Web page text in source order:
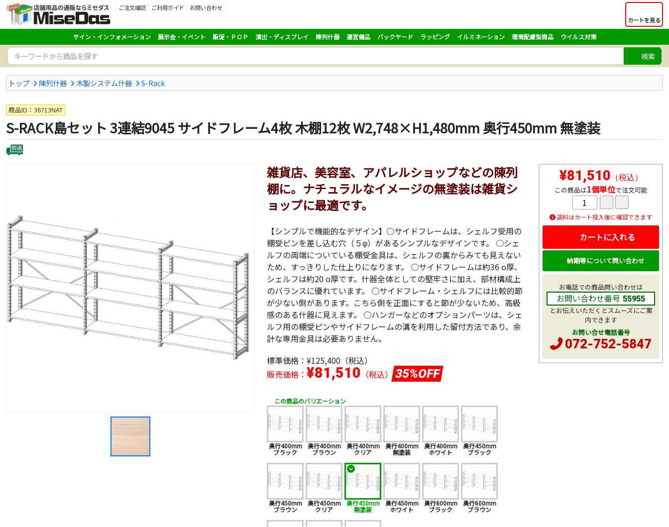
ご注文確認 ご利用ガイド
お問い合わせ
カートを見る
サイン・インフォメーション 展示会・イベント 販促・ＰＯＰ 演出・ディスプレイ 陳列什器 運営備品 バックヤード ラッピング イルミネーション 環境配慮型商品 ウイルス対策
検索
トップ 陳列什器 木製システム什器 S-Rack
商品ID：36713NAT
S-RACK島セット 3連結9045 サイドフレーム4枚 木棚12枚 W2,748×H1,480mm 奥行450mm 無塗装
雑貨店、美容室、アパレルショップなどの陳列
棚に。ナチュラルなイメージの無塗装は雑貨シ
ョップに最適です。
【シンプルで機能的なデザイン】○サイドフレームは、シェルフ受用の
棚受ピンを差し込む穴（５φ）があるシンプルなデザインです。 ○シェ
ルフの両端についている棚受金具は、シェルフの裏からみても見えない
ため、すっきりした仕上りになります。 ○サイドフレームは約36 o厚、
シェルフは約20 o厚です。什器全体としての堅牢さに加え、部材構成上
のバランスに優れています。 ○サイドフレーム・シェルフには比較的節
が少ない側があります。こちら側を正面にすると節が少ないため、高級
感のある什器に見えます。 ○ハンガーなどのオプションパーツは、シェ
ルフ用の棚受ピンやサイドフレームの溝を利用した留付方法であり、余
計な専用金具は必要ありません。
標準価格： ¥125,400 （税込）
販売価格： ¥81,510 （税込） 35%OFF
この商品のバリエーション
奥行400mm
ブラック
奥行400mm
ブラウン
奥行400mm
クリア
奥行400mm
無塗装
奥行400mm
ホワイト
奥行450mm
ブラック
奥行450mm
ブラウン
奥行450mm
クリア
奥行450mm
無塗装
奥行450mm
ホワイト
奥行600mm
ブラック
奥行600mm
ブラウン
¥81,510 （税込）
この商品は1個単位で注文可能
送料はカート投入後に確認できます
カートに入れる
納期等について問い合わせ
お電話での商品問い合わせは
お問い合わせ番号 55955
とお伝えいただくとスムーズにご案
内できます
お問い合せ電話番号
072-752-5847